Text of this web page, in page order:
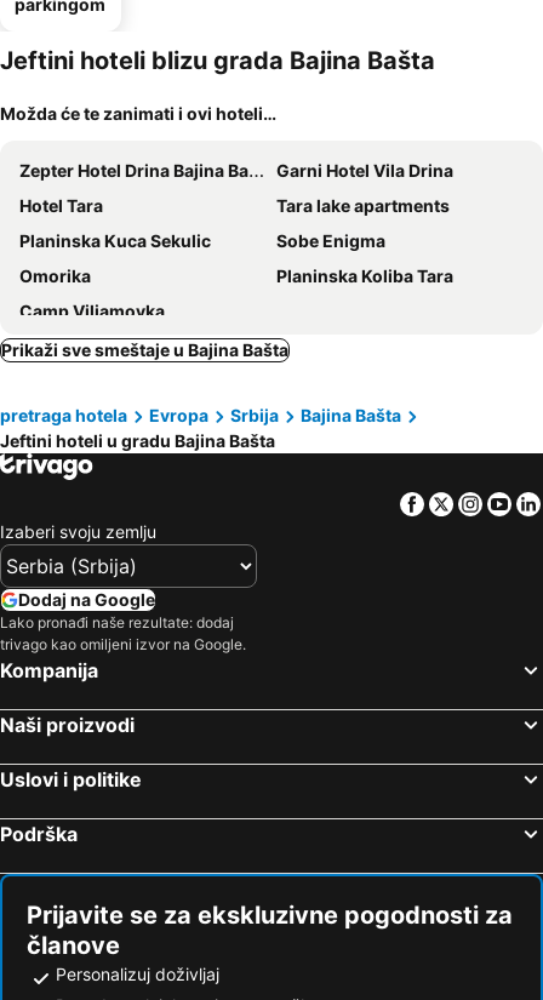
parkingom
Jeftini hoteli blizu grada Bajina Bašta
Možda će te zanimati i ovi hoteli…
Zepter Hotel Drina Bajina Basta, member of Zepter Hotels
Garni Hotel Vila Drina
Hotel Tara
Tara lake apartments
Planinska Kuca Sekulic
Sobe Enigma
Omorika
Planinska Koliba Tara
Camp Viljamovka
Prikaži sve smeštaje u Bajina Bašta
pretraga hotela Evropa Srbija
Bajina Bašta
Jeftini hoteli u gradu Bajina Bašta
Facebook
Twitter
Izaberi svoju zemlju
Dodaj na Google
Lako pronađi naše rezultate: dodaj
trivago kao omiljeni izvor na Google.
Kompanija
Naši proizvodi
Uslovi i politike
Podrška
Prijavite se za ekskluzivne pogodnosti za
članove
Personalizuj doživljaj